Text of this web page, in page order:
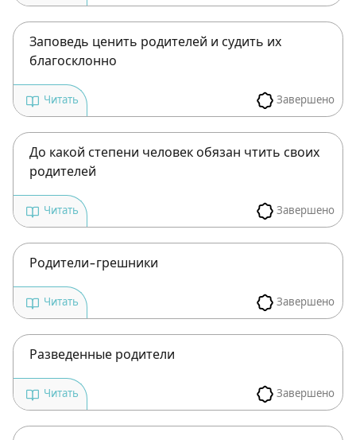
Заповедь ценить родителей и судить их
благосклонно
Завершено
Читать
До какой степени человек обязан чтить своих
родителей
Завершено
Читать
Родители-грешники
Завершено
Читать
Разведенные родители
Завершено
Читать
Зарегистрироваться
на сайте
необходимо зарегистрироваться.